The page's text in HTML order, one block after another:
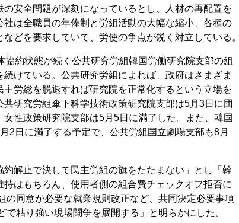
の安全問題が深刻になっているとし、人材の再配置を
社は全職員の年俸制と労組活動の大幅な縮小、各種の
どを要求していて、労使の争点が鋭く対立している。
協約状態が続く公共研究労組韓国労働研究院支部の組
けている。公共研究労組によれば、政府はさまざま
主労総を脱退すれば研究院を正常化するという立場を
共研究労組傘下科学技術政策研究院支部は5月3日に団
性政策研究院支部は5月5日に満了した。また、韓国
2日に満了する予定で、公共労組国立劇場支部も8月
約解止で決して民主労組の旗をたたまない」とし「幹
はもちろん、使用者側の組合費チェックオフ拒否に
の同意が必要な就業規則改正など、共同決定必要事項
で粘り強い現場闘争を展開する」と明らかにした。